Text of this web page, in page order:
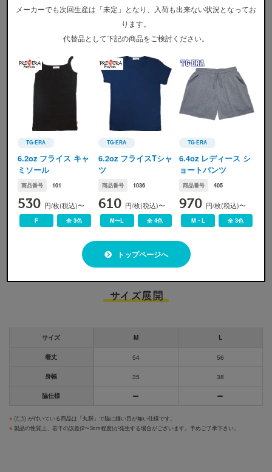
カラー展開
ホワイト ブラック
画像ですので実際の色味とは若干の誤差が生じます。ご了承ください。
サイズ展開
サイズ M L
着丈 54 56
身幅 35 38
脇仕様
※ (
) が付いている商品は「丸胴」で脇に縫い目が無い仕様です。
※ 製品の性質上、若干の誤差(2〜3cm程度)が発生する場合がございます。予めご了承下さい。
メーカーでも次回生産は「未定」となり、入荷も出来ない状況となってお
ります。
代替品として下記の商品をご検討ください。
TG-ERA
TG-ERA(ティージーエラ)
6.2oz フライス キャ
ミソール
商品番号 101
530 円/枚(税込)〜
F 全 3色
TG-ERA
TG-ERA(ティージーエラ)
6.2oz フライスTシャ
ツ
商品番号 1036
610 円/枚(税込)〜
M〜L 全 4色
TG-ERA
TG-ERA(ティージーエラ)
6.4oz レディース シ
ョートパンツ
商品番号 405
970 円/枚(税込)〜
M・L 全 3色
トップページへ